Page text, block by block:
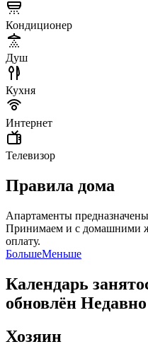
Кондиционер
Душ
Кухня
Интернет
Телевизор
Правила дома
Апартаменты
Принимаем и с домашними
оплату.
БольшеМеньше
Календарь
обновлён Недавно
Хозяин